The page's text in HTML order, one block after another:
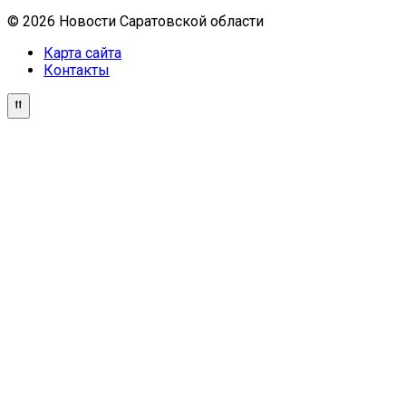
© 2026 Новости Саратовской области
Карта сайта
Контакты